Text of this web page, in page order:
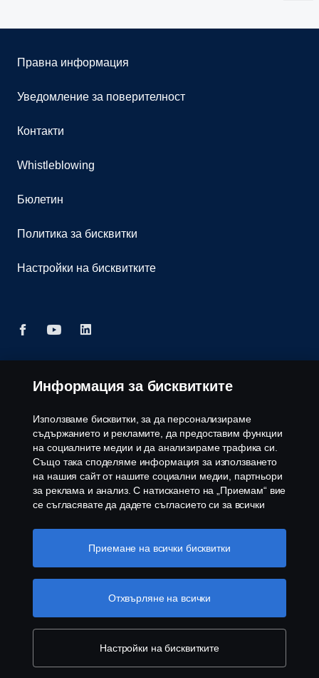
Правна информация
Уведомление за поверителност
Контакти
Whistleblowing
Бюлетин
Политика за бисквитки
Настройки на бисквитките
© Copyright Scania 2026 Всички права запазени.
ул. Манастирска воденица №5, Тел.+359 2 970
54 00
Информация за бисквитките
Използваме бисквитки, за да персонализираме
съдържанието и рекламите, да предоставим функции
на социалните медии и да анализираме трафика си.
Също така споделяме информация за използването
на нашия сайт от нашите социални медии, партньори
за реклама и анализ. С натискането на „Приемам“ вие
се съгласявате да дадете съгласието си за всички
споделя. Можете също така да управлявате своите
бисквитки, като щракнете върху „Настройки на
който можете да намерите, като щракнете върху
връзката под този текст Повече информация за
вашата поверителност
Настройки на бисквитките
Отхвърляне на всички
Приемане на всички бисквитки